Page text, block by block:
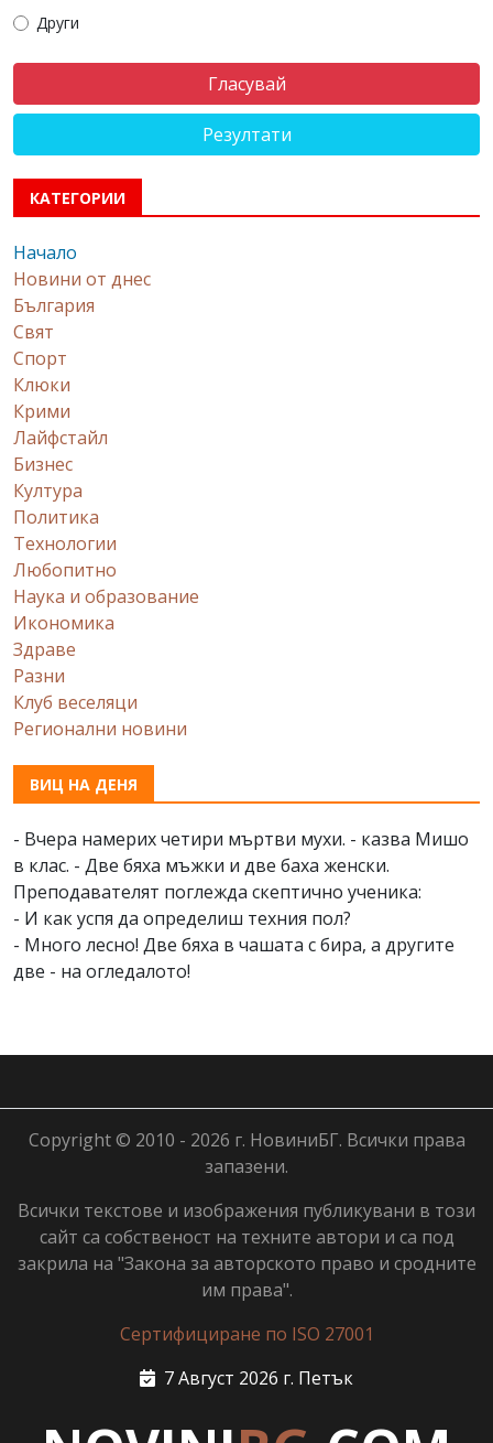
Други
Резултати
КАТЕГОРИИ
Начало
Новини от днес
България
Свят
Спорт
Клюки
Крими
Лайфстайл
Бизнес
Култура
Политика
Технологии
Любопитно
Наука и образование
Икономика
Здраве
Разни
Клуб веселяци
Регионални новини
ВИЦ НА ДЕНЯ
- Вчера намерих четири мъртви мухи. - казва Мишо
в клас. - Две бяха мъжки и две баха женски.
Преподавателят поглежда скептично ученика:
- И как успя да определиш техния пол?
- Много лесно! Две бяха в чашата с бира, а другите
две - на огледалото!
Copyright © 2010 - 2026 г. НовиниБГ. Всички права
запазени.
Всички текстове и изображения публикувани в този
сайт са собственост на техните автори и са под
закрила на "Закона за авторското право и сродните
им права".
Сертифициране по ISO 27001
7 Август 2026 г. Петък